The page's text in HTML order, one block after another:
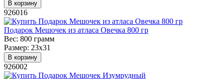
В корзину
926016
Подарок Мешочек из атласа Овечка 800 гр
Вес: 800 грамм
Размер: 23х31
В корзину
926002